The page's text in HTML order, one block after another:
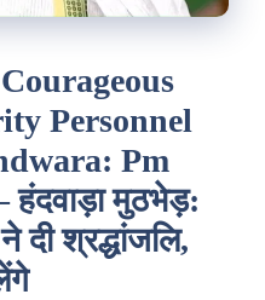
Personnel
Pm
मुठभेड़:
दी श्रद्धांजलि,